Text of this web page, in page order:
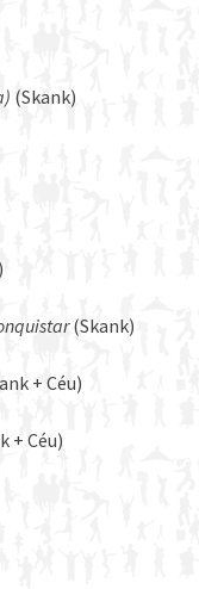
(Skank)
(Skank)
+ Céu)
+ Céu)